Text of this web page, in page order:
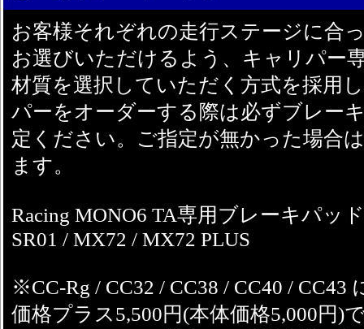
お客様それぞれの走行ステージに合
お選びいただけるよう、キャリパー
材質を選択していただく方式を採用
パーをオーダーする際は必ずブレー
定ください。ご指定が無かった場合
ます。
Racing MONO6 TA専用ブレーキパッ
SR01 / MX72 / MX72 PLUS
※CC-Rg / CC32 / CC38 / CC40 / CC43
価格プラス5,500円(本体価格5,000円)